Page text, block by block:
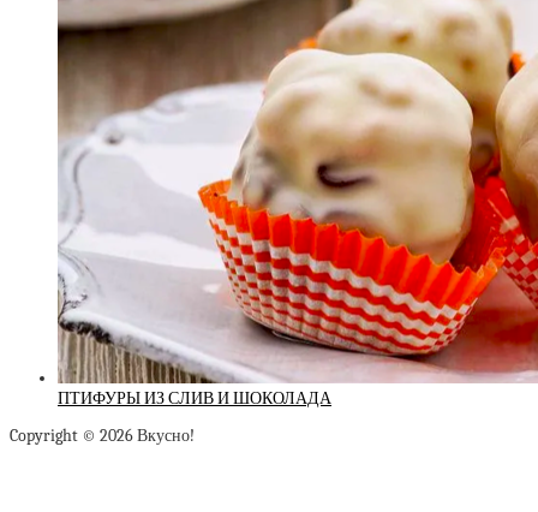
ПТИФУРЫ ИЗ СЛИВ И ШОКОЛАДА
Copyright © 2026 Вкусно!